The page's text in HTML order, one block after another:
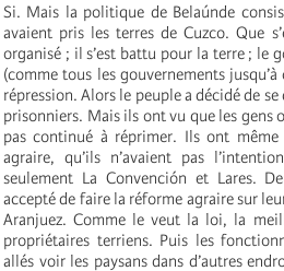
Si. Mais la politique de Belaúnde
avaient pris les terres de Cuzco. Que
organisé ; il s’est battu pour la terre ; le
(comme tous les gouvernements
répression. Alors le peuple a décidé de
prisonniers. Mais ils ont vu que les gens
pas continué à réprimer. Ils ont
agraire, qu’ils n’avaient pas
seulement La Convención et Lares.
accepté de faire la réforme agraire sur
Aranjuez. Comme le veut la loi, la
propriétaires terriens. Puis les
allés voir les paysans dans d’autres